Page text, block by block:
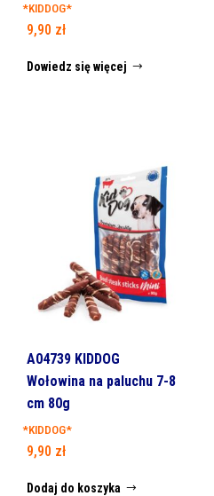
*KIDDOG*
9,90 zł
Dowiedz się więcej
A04739 KIDDOG
Wołowina na paluchu 7-8
cm 80g
*KIDDOG*
9,90 zł
Dodaj do koszyka